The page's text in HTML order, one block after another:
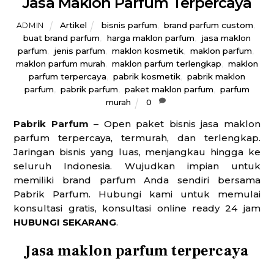
ADMIN Artikel bisnis parfum brand parfum custom
buat brand parfum
harga maklon parfum
jasa maklon
parfum
jenis parfum maklon kosmetik maklon parfum
maklon parfum murah
maklon parfum terlengkap
maklon
parfum terpercaya
pabrik kosmetik
pabrik maklon
parfum
pabrik parfum paket maklon parfum
parfum
murah
0
Pabrik Parfum – Open paket bisnis jasa maklon
parfum terpercaya, termurah, dan terlengkap.
Jaringan bisnis yang luas, menjangkau hingga ke
seluruh Indonesia. Wujudkan impian untuk
memiliki brand parfum Anda sendiri bersama
Pabrik Parfum. Hubungi kami untuk memulai
konsultasi gratis, konsultasi online ready 24 jam
HUBUNGI SEKARANG.
Jasa maklon parfum terpercaya